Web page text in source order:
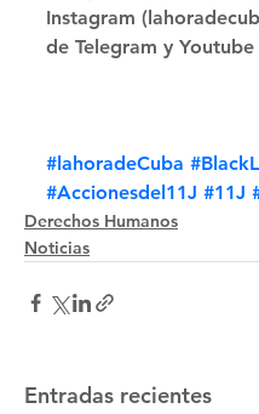
Instagram
de Telegram y
#lahoradeCuba
#Accionesdel11J #11J
Derechos Humanos
Noticias
Entradas recientes